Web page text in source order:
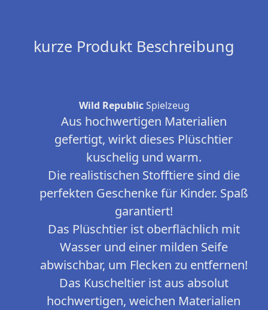
kurze Produkt Beschreibung
Wild RepublicSpielzeug
Aus hochwertigen Materialien
gefertigt, wirkt dieses Plüschtier
kuschelig und warm.
Die realistischen Stofftiere sind die
perfekten Geschenke für Kinder. Spaß
garantiert!
Das Plüschtier ist oberflächlich mit
Wasser und einer milden Seife
abwischbar, um Flecken zu entfernen!
Das Kuscheltier ist aus absolut
hochwertigen, weichen Materialien